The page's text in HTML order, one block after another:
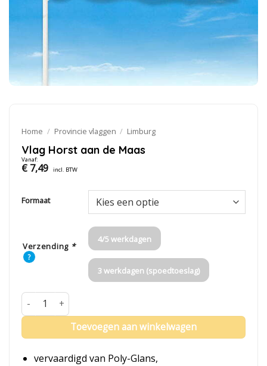
Home / Provincie vlaggen / Limburg
Vlag Horst aan de Maas
Vanaf:
€7,49 incl. BTW
Formaat
Verzending *
?
4/5 werkdagen
3 werkdagen (spoedtoeslag)
Vlag Horst aan de Maas aantal
Toevoegen aan winkelwagen
vervaardigd van Poly-Glans,